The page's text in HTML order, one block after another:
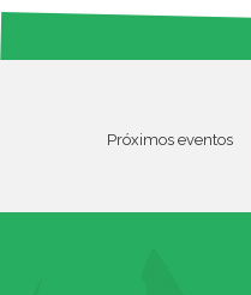
r
Próximos eventos